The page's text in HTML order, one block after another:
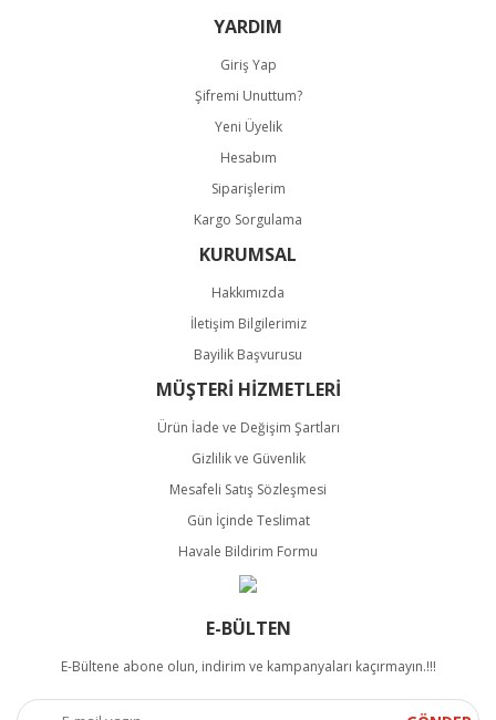
YARDIM
Giriş Yap
Şifremi Unuttum?
Yeni Üyelik
Hesabım
Siparişlerim
Kargo Sorgulama
KURUMSAL
Hakkımızda
İletişim Bilgilerimiz
Bayilik Başvurusu
MÜŞTERİ HİZMETLERİ
Ürün İade ve Değişim Şartları
Gizlilik ve Güvenlik
Mesafeli Satış Sözleşmesi
Gün İçinde Teslimat
Havale Bildirim Formu
E-BÜLTEN
E-Bültene abone olun, indirim ve kampanyaları kaçırmayın.!!!